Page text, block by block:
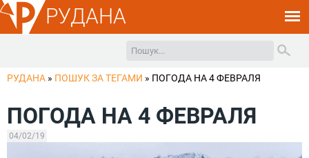
РУДАНА
РУДАНА » ПОШУК ЗА ТЕГАМИ » ПОГОДА НА 4 ФЕВРАЛЯ
ПОГОДА НА 4 ФЕВРАЛЯ
04/02/19